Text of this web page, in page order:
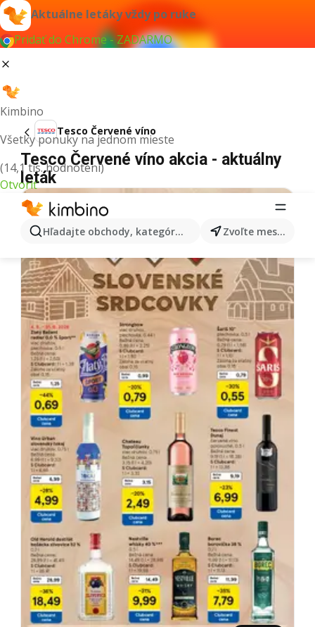
Aktuálne letáky vždy po ruke
Pridať do Chrome - ZADARMO
Kimbino
Všetky ponuky na jednom mieste
(14,1 tis. hodnotení)
Otvoriť
Hľadajte obchody, kategórie, produkty... Zvoľte mesto
Tesco Červené víno
Tesco Červené víno akcia - aktuálny
leták